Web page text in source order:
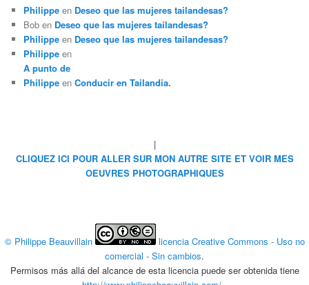
Philippe en Deseo que las mujeres tailandesas?
Bob en Deseo que las mujeres tailandesas?
Philippe en Deseo que las mujeres tailandesas?
Philippe en
A punto de
Philippe enConducir en Tailandia.
|
CLIQUEZ ICI POUR ALLER SUR MON AUTRE SITE ET VOIR MES
OEUVRES PHOTOGRAPHIQUES
© Philippe Beauvillain
licencia Creative Commons - Uso no
comercial - Sin cambios.
Permisos más allá del alcance de esta licencia puede ser obtenida tiene